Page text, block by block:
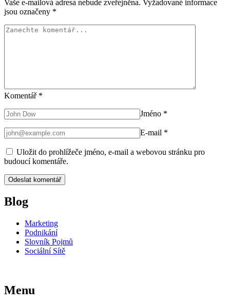
Vaše e-mailová adresa nebude zveřejněna. Vyžadované informace
jsou označeny *
Komentář *
Jméno *
E-mail *
Uložit do prohlížeče jméno, e-mail a webovou stránku pro
budoucí komentáře.
Blog
Marketing
Podnikání
Slovník Pojmů
Sociální Sítě
Menu